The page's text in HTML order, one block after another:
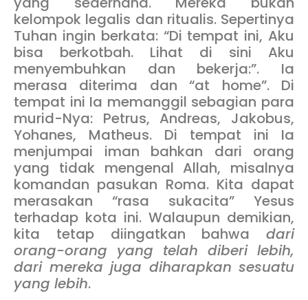
kelompok legalis dan ritualis. Sepertinya
Tuhan ingin berkata: “Di tempat ini, Aku
bisa berkotbah. Lihat di sini Aku
menyembuhkan dan bekerja:”. Ia
merasa diterima dan “at home”. Di
tempat ini Ia memanggil sebagian para
murid-Nya: Petrus, Andreas, Jakobus,
Yohanes, Matheus. Di tempat ini Ia
menjumpai iman bahkan dari orang
yang tidak mengenal Allah, misalnya
komandan pasukan Roma. Kita dapat
merasakan “rasa sukacita” Yesus
terhadap kota ini. Walaupun demikian,
kita tetap diingatkan bahwa dari
orang-orang yang telah diberi lebih,
dari mereka juga diharapkan sesuatu
yang lebih.